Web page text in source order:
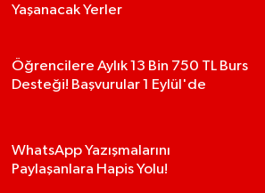
Yaşanacak Yerler
Öğrencilere Aylık 13 Bin 750 TL Burs
Desteği! Başvurular 1 Eylül'de
WhatsApp Yazışmalarını
Paylaşanlara Hapis Yolu!